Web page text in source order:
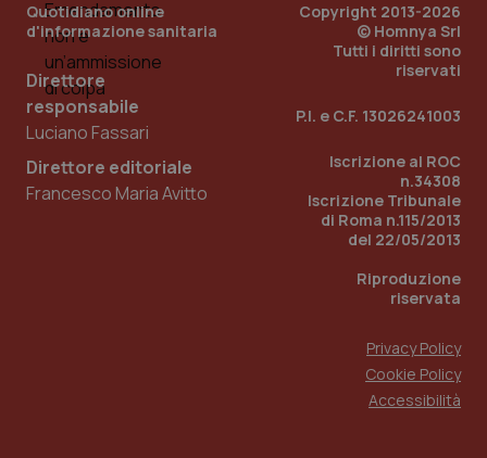
Quotidiano online
d'informazione sanitaria
Direttore
responsabile
Luciano Fassari
Direttore editoriale
Francesco Maria Avitto
Copyright 2013-2026
© Homnya Srl
Tutti i diritti sono
riservati
P.I. e C.F. 13026241003
Iscrizione al ROC
n.34308
Iscrizione Tribunale
di Roma n.115/2013
del 22/05/2013
Riproduzione
riservata
Privacy Policy
Cookie Policy
Accessibilità